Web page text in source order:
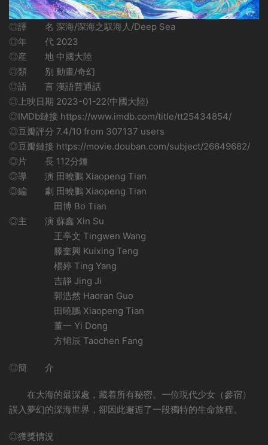
◎譯 名 深海/深海之馭海人/Deep Sea
◎年 代 2023
◎産 地 中國大陸
◎類 别 動畫/奇幻
◎語 言 漢語普通話
◎上映日期 2023-01-22(中國大陸)
◎IMDb鏈接 https://www.imdb.com/title/tt25434854/
◎豆瓣評分 7.4/10 from 307137 users
◎豆瓣鏈接 https://movie.douban.com/subject/26649682/
◎片 長 112分鍾
◎導 演 田曉鵬 Xiaopeng Tian
◎編 劇 田曉鵬 Xiaopeng Tian
田博 Bo Tian
◎主 演 蘇鑫 Xin Su
王亭文 Tingwen Wang
滕奎興 Kuixing Teng
楊婷 Ting Yang
吉靜 Jing Ji
郭浩然 Haoran Guo
田曉鵬 Xiaopeng Tian
董一 Yi Dong
方韬辰 Taochen Fang
◎簡 介
在大海的最深處，藏着所有秘密。一位現代少女（參宿）
誤入夢幻的深海世界，卻因此邂逅了一段獨特的生命旅程。
◎獲獎情況